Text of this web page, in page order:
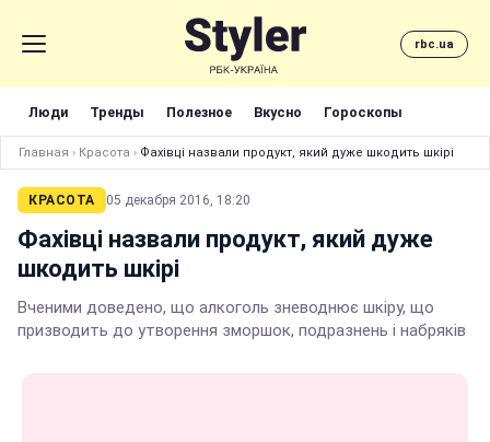
rbc.ua
Люди Тренды Полезное Вкусно Гороскопы
Главная › Красота › Фахівці назвали продукт, який дуже шкодить шкірі
КРАСОТА 05 декабря 2016, 18:20
Фахівці назвали продукт, який дуже
шкодить шкірі
Вченими доведено, що алкоголь зневоднює шкіру, що
призводить до утворення зморшок, подразнень і набряків